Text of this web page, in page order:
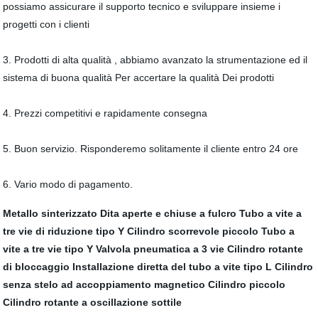
possiamo assicurare il supporto tecnico e sviluppare insieme i
progetti con i clienti
3. Prodotti di alta qualità , abbiamo avanzato la strumentazione ed il
sistema di buona qualità Per accertare la qualità Dei prodotti
4. Prezzi competitivi e rapidamente consegna
5. Buon servizio. Risponderemo solitamente il cliente entro 24 ore
6. Vario modo di pagamento.
Metallo sinterizzato Dita aperte e chiuse a fulcro Tubo a vite a
tre vie di riduzione tipo Y Cilindro scorrevole piccolo Tubo a
vite a tre vie tipo Y Valvola pneumatica a 3 vie Cilindro rotante
di bloccaggio Installazione diretta del tubo a vite tipo L Cilindro
senza stelo ad accoppiamento magnetico Cilindro piccolo
Cilindro rotante a oscillazione sottile